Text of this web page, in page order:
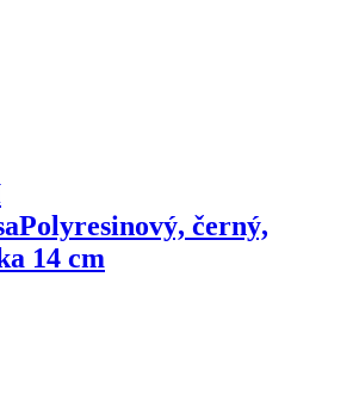
Polyresinový, černý,
14 cm